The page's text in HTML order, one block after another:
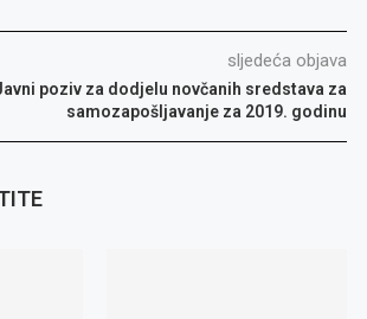
sljedeća objava
poziv za dodjelu novčanih sredstava za
samozapošljavanje za 2019. godinu